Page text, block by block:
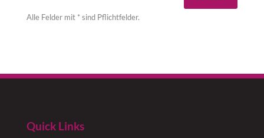
Alle Felder mit * sind Pflichtfelder.
Quick Links